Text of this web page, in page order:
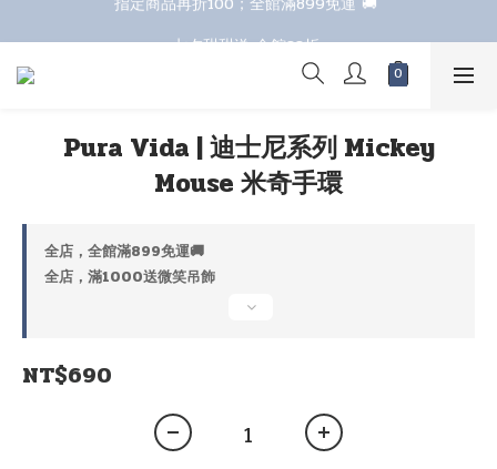
七夕甜甜送 全館88折
Pura Vida | 迪士尼系列 Mickey
Mouse 米奇手環
全店，全館滿899免運🚚
全店，滿1000送微笑吊飾
NT$690